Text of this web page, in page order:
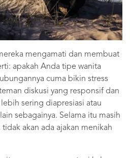
mengamati dan membuat
apakah Anda tipe wanita
cuma bikin stress
diskusi yang responsif dan
sering diapresiasi atau
sebagainya. Selama itu masih
akan ada ajakan menikah